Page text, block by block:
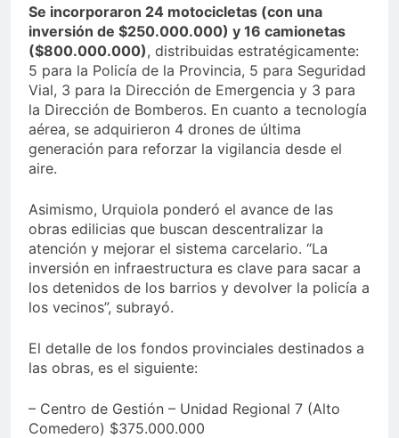
Se incorporaron 24 motocicletas (con una
inversión de $250.000.000) y 16 camionetas
($800.000.000), distribuidas estratégicamente:
5 para la Policía de la Provincia, 5 para Seguridad
Vial, 3 para la Dirección de Emergencia y 3 para
la Dirección de Bomberos. En cuanto a tecnología
aérea, se adquirieron 4 drones de última
generación para reforzar la vigilancia desde el
aire.
Asimismo, Urquiola ponderó el avance de las
obras edilicias que buscan descentralizar la
atención y mejorar el sistema carcelario. “La
inversión en infraestructura es clave para sacar a
los detenidos de los barrios y devolver la policía a
los vecinos”, subrayó.
El detalle de los fondos provinciales destinados a
las obras, es el siguiente:
– Centro de Gestión – Unidad Regional 7 (Alto
Comedero) $375.000.000